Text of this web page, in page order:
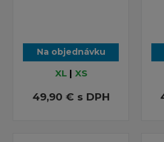
Na objednávku
XL| XS
49,90 € s DPH